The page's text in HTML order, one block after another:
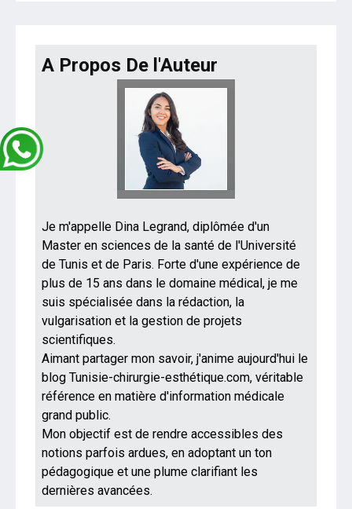
A Propos De l'Auteur
Je m'appelle Dina Legrand, diplômée d'un
Master en sciences de la santé de l'Université
de Tunis et de Paris. Forte d'une expérience de
plus de 15 ans dans le domaine médical, je me
suis spécialisée dans la rédaction, la
vulgarisation et la gestion de projets
scientifiques.
Aimant partager mon savoir, j'anime aujourd'hui le
blog Tunisie-chirurgie-esthétique.com, véritable
référence en matière d'information médicale
grand public.
Mon objectif est de rendre accessibles des
notions parfois ardues, en adoptant un ton
pédagogique et une plume clarifiant les
dernières avancées.